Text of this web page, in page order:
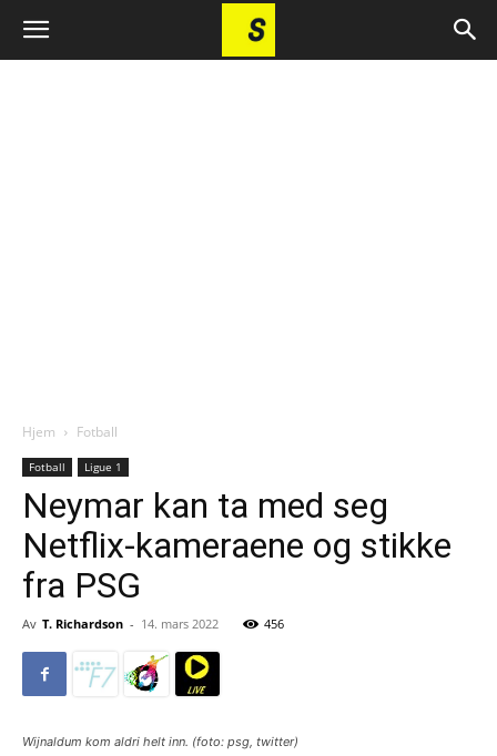
Hjem Fotball
Fotball Ligue 1
Neymar kan ta med seg
Netflix-kameraene og stikke
fra PSG
Av T. Richardson - 14. mars 2022 456
Wijnaldum kom aldri helt inn. (foto: psg, twitter)